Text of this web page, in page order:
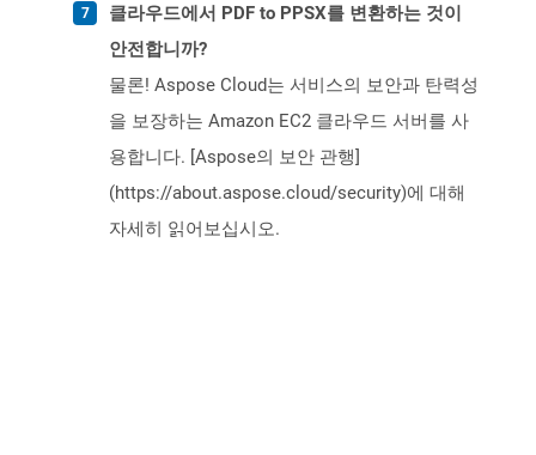
클라우드에서 PDF to PPSX를 변환하는 것이
안전합니까?
물론! Aspose Cloud는 서비스의 보안과 탄력성
을 보장하는 Amazon EC2 클라우드 서버를 사
용합니다. [Aspose의 보안 관행]
(https://about.aspose.cloud/security)에 대해
자세히 읽어보십시오.